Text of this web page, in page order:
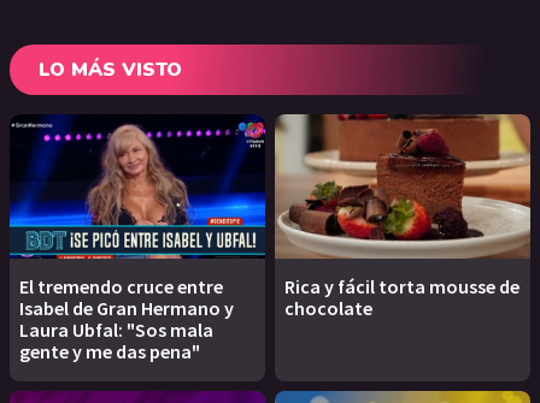
LO MÁS VISTO
El tremendo cruce entre
Isabel de Gran Hermano y
Laura Ubfal: "Sos mala
gente y me das pena"
Rica y fácil torta mousse de
chocolate